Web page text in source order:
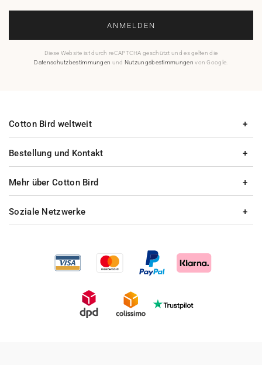
ANMELDEN
Diese Website ist durch reCAPTCHA geschützt und es gelten die
Datenschutzbestimmungen und Nutzungsbestimmungen von Google.
Bestellung und Kontakt
Mehr über Cotton Bird
Cotton Bird weltweit
Soziale Netzwerke